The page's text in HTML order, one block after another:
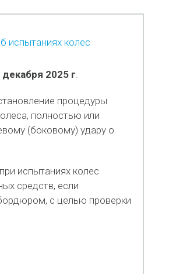
испытаниях колес
2025 г.
процедуры
полностью или
(боковому) удару о
испытаниях колес
средств, если
с целью проверки